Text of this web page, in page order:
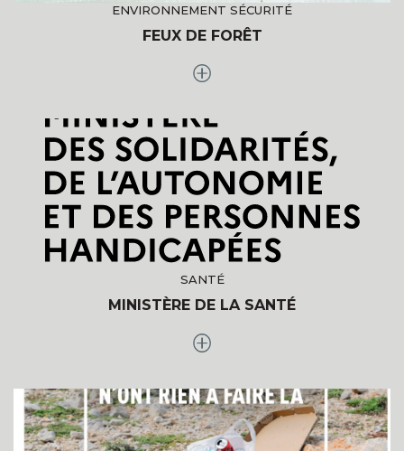
ENVIRONNEMENT SÉCURITÉ
FEUX DE FORÊT
SANTÉ
MINISTÈRE DE LA SANTÉ